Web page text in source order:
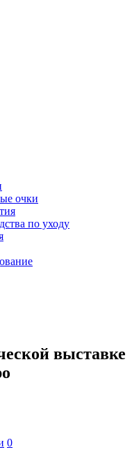
очки
по уходу
выставке
0